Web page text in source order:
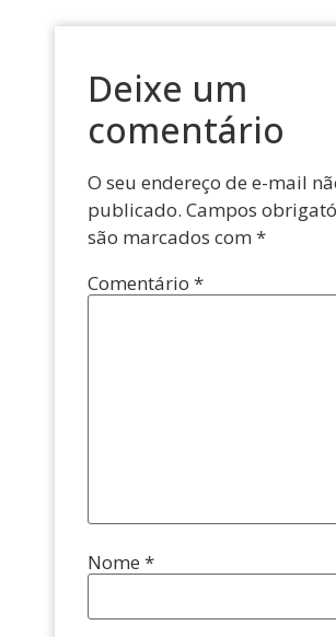
Deixe um
comentário
O seu endereço de e-mail
publicado. Campos
são marcados com *
Comentário *
Nome *